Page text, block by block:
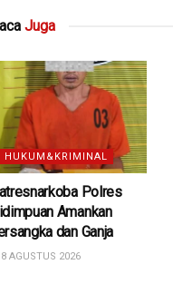
Juga
HUKUM&KRIMINAL
Polres
Amankan
dan Ganja
AGUSTUS 2026